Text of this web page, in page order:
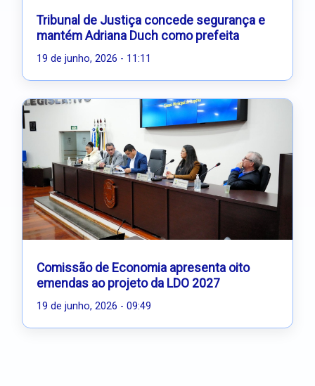
Tribunal de Justiça concede segurança e
mantém Adriana Duch como prefeita
19 de junho, 2026 - 11:11
Comissão de Economia apresenta oito
emendas ao projeto da LDO 2027
19 de junho, 2026 - 09:49